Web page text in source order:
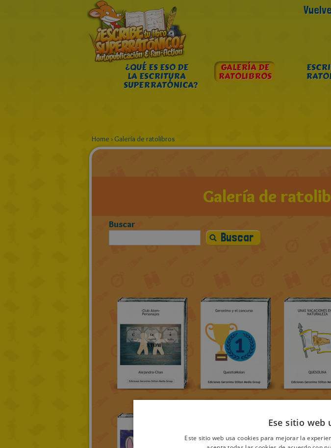
¿QUÉ ES ESO DE
LA ESCRITURA
SUPERRATÓNICA?
GALERÍA DE
RATOLIBROS
Home › Galería de ratolibros
Galería de
Buscar
Ese sitio web
Este sitio web usa cookies para mejorar la